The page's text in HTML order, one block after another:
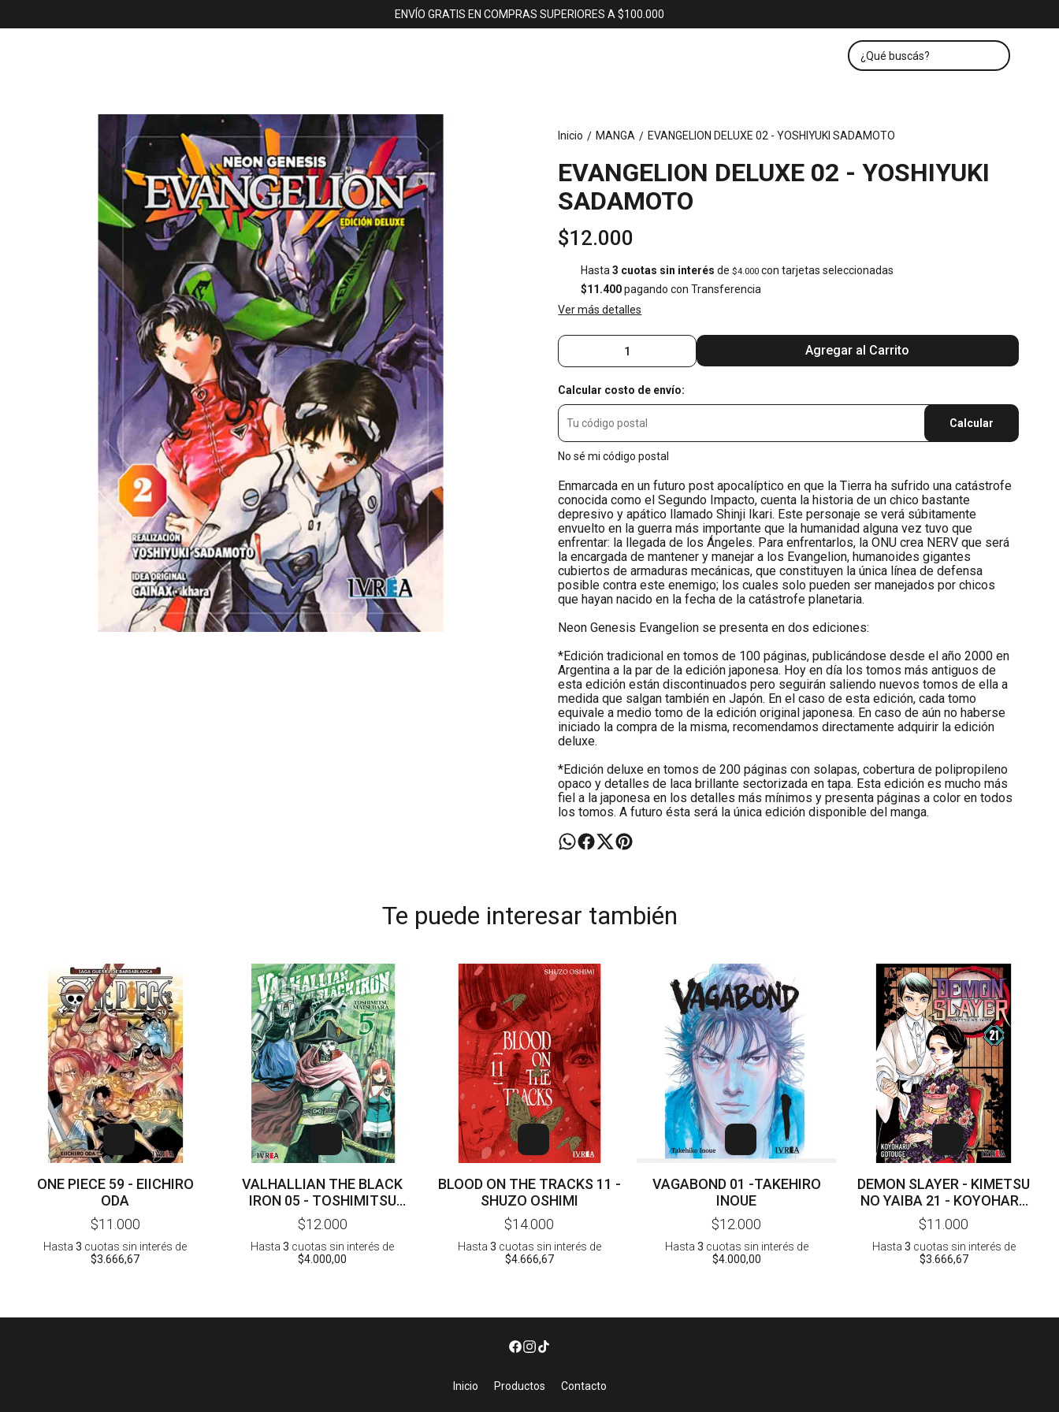
ENVÍO GRATIS EN COMPRAS SUPERIORES A $100.000
Inicio / MANGA / EVANGELION DELUXE 02 - YOSHIYUKI SADAMOTO
EVANGELION DELUXE 02 - YOSHIYUKI
SADAMOTO
$12.000
Hasta3 cuotas sin interés de$4.000 con tarjetas seleccionadas
$11.400pagando con Transferencia
Ver más detalles
Agregar al Carrito
Calcular costo de envío:
Calcular
No sé mi código postal
Enmarcada en un futuro post apocalíptico en que la Tierra ha sufrido una catástrofe
conocida como el Segundo Impacto, cuenta la historia de un chico bastante
depresivo y apático llamado Shinji Ikari. Este personaje se verá súbitamente
envuelto en la guerra más importante que la humanidad alguna vez tuvo que
enfrentar: la llegada de los Ángeles. Para enfrentarlos, la ONU crea NERV que será
la encargada de mantener y manejar a los Evangelion, humanoides gigantes
cubiertos de armaduras mecánicas, que constituyen la única línea de defensa
posible contra este enemigo; los cuales solo pueden ser manejados por chicos
que hayan nacido en la fecha de la catástrofe planetaria.
Neon Genesis Evangelion se presenta en dos ediciones:
*Edición tradicional en tomos de 100 páginas, publicándose desde el año 2000 en
Argentina a la par de la edición japonesa. Hoy en día los tomos más antiguos de
esta edición están discontinuados pero seguirán saliendo nuevos tomos de ella a
medida que salgan también en Japón. En el caso de esta edición, cada tomo
equivale a medio tomo de la edición original japonesa. En caso de aún no haberse
iniciado la compra de la misma, recomendamos directamente adquirir la edición
deluxe.
*Edición deluxe en tomos de 200 páginas con solapas, cobertura de polipropileno
opaco y detalles de laca brillante sectorizada en tapa. Esta edición es mucho más
fiel a la japonesa en los detalles más mínimos y presenta páginas a color en todos
los tomos. A futuro ésta será la única edición disponible del manga.
Te puede interesar también
ONE PIECE 59 - EIICHIRO
ODA
$11.000
Hasta3 cuotas sin interés de
$3.666,67
VALHALLIAN THE BLACK
IRON 05 - TOSHIMITSU
MATSUBARA
$12.000
Hasta3 cuotas sin interés de
$4.000,00
BLOOD ON THE TRACKS 11 -
SHUZO OSHIMI
$14.000
Hasta 3 cuotas sin interés de
$4.666,67
VAGABOND 01 -TAKEHIRO
INOUE
$12.000
Hasta 3 cuotas sin interés de
$4.000,00
DEMON SLAYER - KIMETSU
NO YAIBA 21 - KOYOHARU
GOTOUGE
$11.000
Hasta 3 cuotas sin interés de
$3.666,67
Inicio Productos Contacto